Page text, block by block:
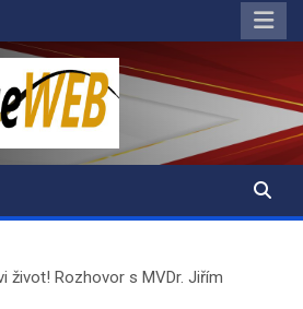
život! Rozhovor s MVDr. Jiřím